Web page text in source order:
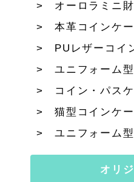
オーロラミニ
本革コインケ
PUレザーコイ
ユニフォーム
コイン・パス
猫型コインケ
ユニフォーム
オリ